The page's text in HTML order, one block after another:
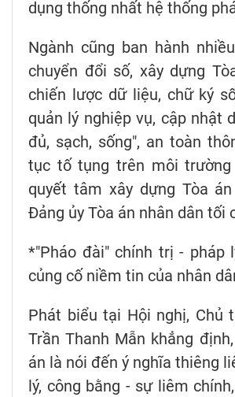
dụng thống nhất hệ thống
Ngành cũng ban hành
chuyển đổi số, xây dựng
chiến lược dữ liệu, chữ ký
quản lý nghiệp vụ, cập nhật
đủ, sạch, sống", an toàn
tục tố tụng trên môi trường
quyết tâm xây dựng Tòa
Đảng ủy Tòa án nhân dân tối
*"Pháo đài" chính trị - pháp
củng cố niềm tin của nhân
Phát biểu tại Hội nghị, Chủ
Trần Thanh Mẫn khẳng
án là nói đến ý nghĩa thiêng
lý, công bằng - sự liêm